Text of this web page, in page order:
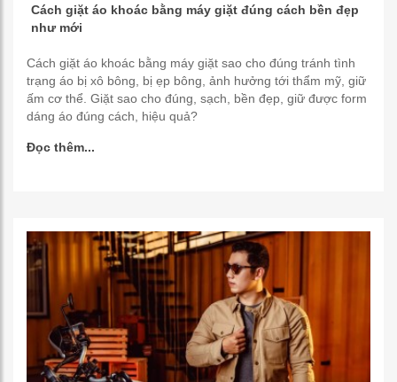
Cách giặt áo khoác bằng máy giặt đúng cách bền đẹp
như mới
Cách giặt áo khoác bằng máy giặt sao cho đúng tránh tình
trạng áo bị xô bông, bị ẹp bông, ảnh hưởng tới thẩm mỹ, giữ
ấm cơ thể. Giặt sao cho đúng, sạch, bền đẹp, giữ được form
dáng áo đúng cách, hiệu quả?
Đọc thêm...